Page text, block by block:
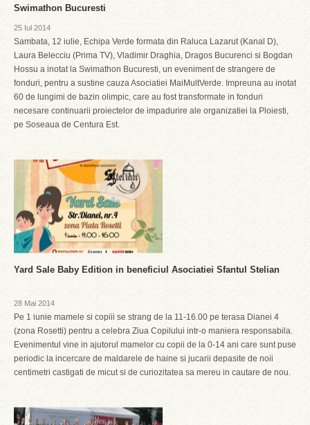
Swimathon Bucuresti
25 Iul 2014
Sambata, 12 iulie, Echipa Verde formata din Raluca Lazarut (Kanal D),
Laura Belecciu (Prima TV), Vladimir Draghia, Dragos Bucurenci si Bogdan
Hossu a inotat la Swimathon Bucuresti, un eveniment de strangere de
fonduri, pentru a sustine cauza Asociatiei MaiMultVerde. Impreuna au inotat
60 de lungimi de bazin olimpic, care au fost transformate in fonduri
necesare continuarii proiectelor de impadurire ale organizatiei la Ploiesti,
pe Soseaua de Centura Est.
Yard Sale Baby Edition in beneficiul Asociatiei Sfantul Stelian
28 Mai 2014
Pe 1 iunie mamele si copiii se strang de la 11-16.00 pe terasa Dianei 4
(zona Rosetti) pentru a celebra Ziua Copilului intr-o maniera responsabila.
Evenimentul vine in ajutorul mamelor cu copii de la 0-14 ani care sunt puse
periodic la incercare de maldarele de haine si jucarii depasite de noii
centimetri castigati de micut si de curiozitatea sa mereu in cautare de nou.